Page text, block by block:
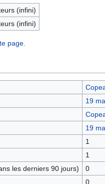
(infini)
(infini)
page.
19
19
1
1
les derniers 90 jours)
0
0